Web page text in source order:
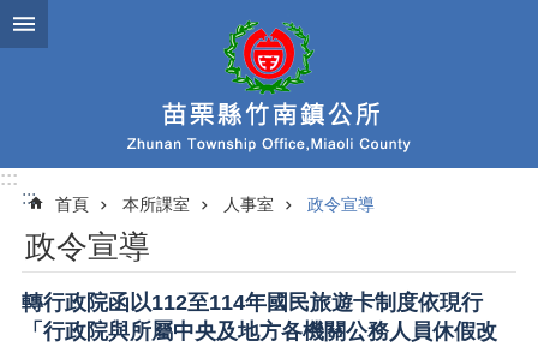
跳到主要內容區塊
:::
:::
首頁 本所課室 人事室 政令宣導
政令宣導
轉行政院函以112至114年國民旅遊卡制度依現行
「行政院與所屬中央及地方各機關公務人員休假改